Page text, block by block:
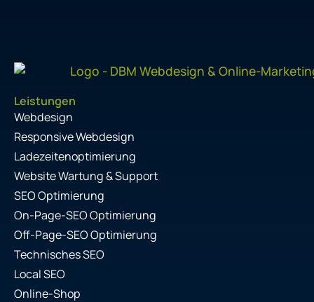
Leistungen
Webdesign
Responsive Webdesign
Ladezeitenoptimierung
Website Wartung & Support
SEO Optimierung
On-Page-SEO Optimierung
Off-Page-SEO Optimierung
Technisches SEO
Local SEO
Online-Shop